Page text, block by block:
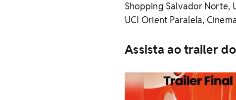
Shopping Salvador Norte,
UCI Orient Paralela,
Assista ao trailer